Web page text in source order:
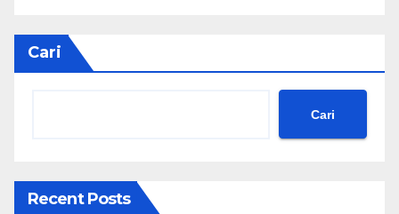
Cari
Cari
Recent Posts